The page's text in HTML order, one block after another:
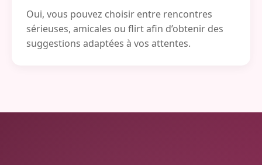
Oui, vous pouvez choisir entre rencontres
sérieuses, amicales ou flirt afin d’obtenir des
suggestions adaptées à vos attentes.